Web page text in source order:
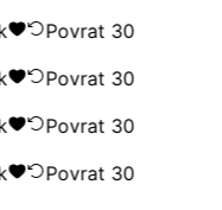
Povrat 30
Povrat 30
Povrat 30
Povrat 30